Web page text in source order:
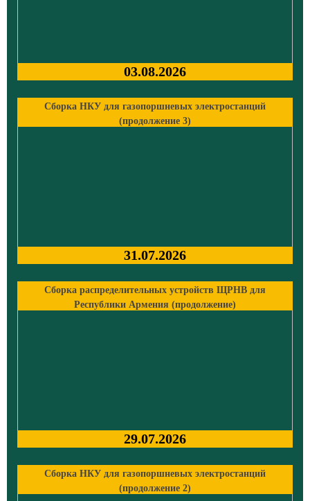
03.08.2026
Сборка НКУ для газопоршневых электростанций
(продолжение 3)
31.07.2026
Сборка распределительных устройств ЩРНВ для
Республики Армения (продолжение)
29.07.2026
Сборка НКУ для газопоршневых электростанций
(продолжение 2)